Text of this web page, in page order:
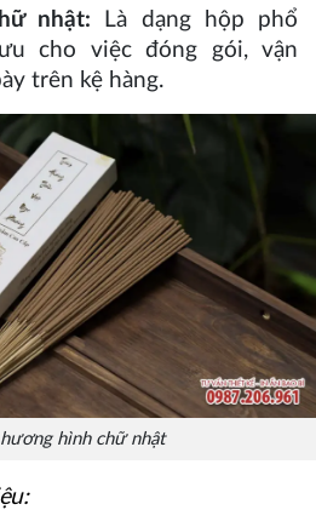
nhật: Là dạng hộp phổ
cho việc đóng gói, vận
trên kệ hàng.
hình chữ nhật